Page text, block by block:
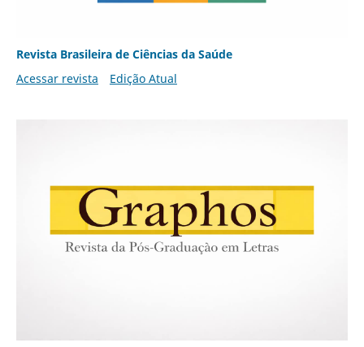
Revista Brasileira de Ciências da Saúde
Acessar revista
Edição Atual